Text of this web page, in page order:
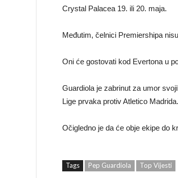
Crystal Palacea 19. ili 20. maja.
Međutim, čelnici Premiershipa
Oni će gostovati kod Evertona u
Guardiola je zabrinut za umor
Lige prvaka protiv Atletico Madrida.
Očigledno je da će obje ekipe do
Tags Pep Guardiola Top Vijesti